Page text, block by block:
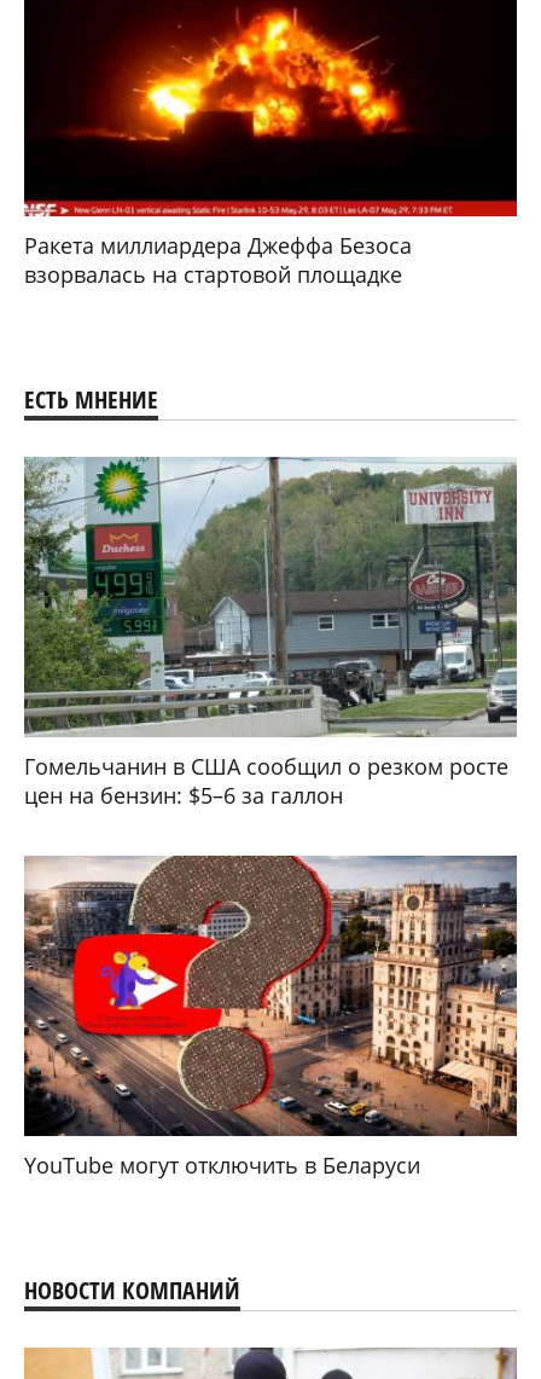
Ракета миллиардера Джеффа Безоса
взорвалась на стартовой площадке
ЕСТЬ МНЕНИЕ
Гомельчанин в США сообщил о резком росте
цен на бензин: $5–6 за галлон
YouTube могут отключить в Беларуси
НОВОСТИ КОМПАНИЙ